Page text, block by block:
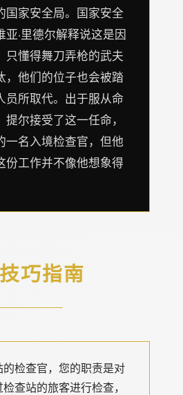
国家安全局。国家安全
亚·里德尔解释说这是因
只懂得舞刀弄枪的武夫
，他们的位子也会被踏
员所取代。出于服从命
尔接受了这一任命，
一名入境检查官，但他
份工作并不像他想象得
巧指南
检查官，您的职责是对
查站的旅客进行检查，